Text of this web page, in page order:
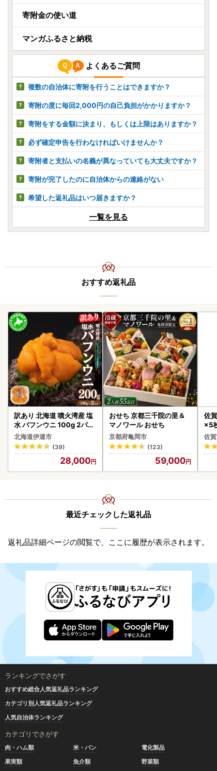
寄附金の使い道
マンガふるさと納税
よくあるご質問
複数の自治体に寄附を行うことはできますか？
寄附の度に毎回2,000円の自己負担がかかりますか？
寄附をする金額に決まり、もしくは上限はありますか？
必ず確定申告を行わなければいけませんか？
寄附者と支払いの名義が異なっていても大丈夫ですか？
寄附が完了したのに自治体からの連絡がない
希望した返礼品はいつ届きますか？
一覧を見る
おすすめ返礼品
訳あり 北海道 噴火湾産 塩
水 バフンウニ 100g 2パッ
ク 計200g 《アフター保証
付き》うに ウニ 雲丹 海鮮
海の幸 魚介類 ウニ丼 お寿
司 濃厚 無添加 産地直送 お
取り寄せ 山村水産 送料無
北海道伊達市
(39)
28,000
おせち 京都三千院の里＆
マノワール おせち
京都府亀岡市
(123)
59,000
佐
×5
佐
最近チェックした返礼品
返礼品詳細ページの閲覧で、ここに履歴が表示されます。
ランキングでさがす
おすすめ総合人気返礼品ランキング
カテゴリ別人気返礼品ランキング
人気自治体ランキング
カテゴリでさがす
肉・ハム類 米・パン
電化製品
果実類
魚介類
野菜類